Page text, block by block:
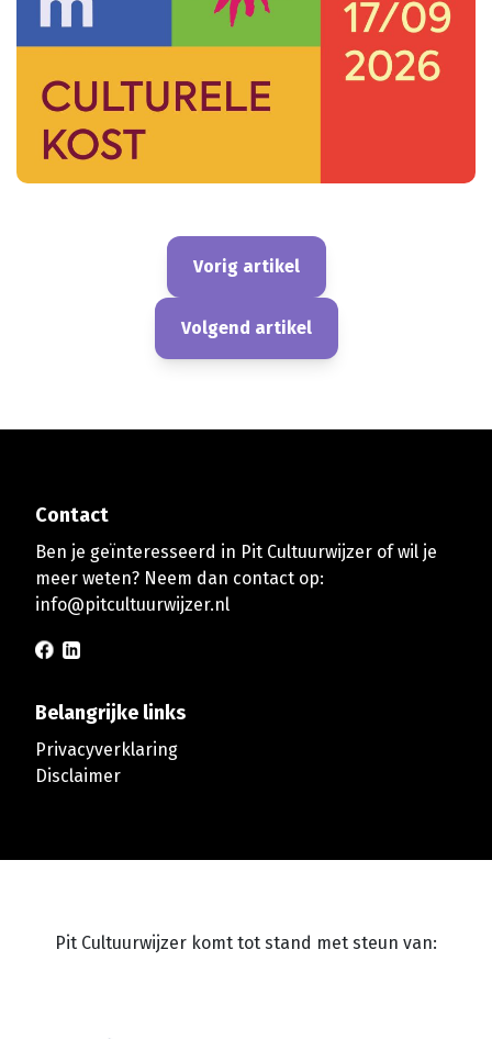
Vorig artikel
Volgend artikel
Contact
Ben je geïnteresseerd in Pit Cultuurwijzer of wil je
meer weten? Neem dan contact op:
info@pitcultuurwijzer.nl
Belangrijke links
Privacyverklaring
Disclaimer
Pit Cultuurwijzer komt tot stand met steun van: